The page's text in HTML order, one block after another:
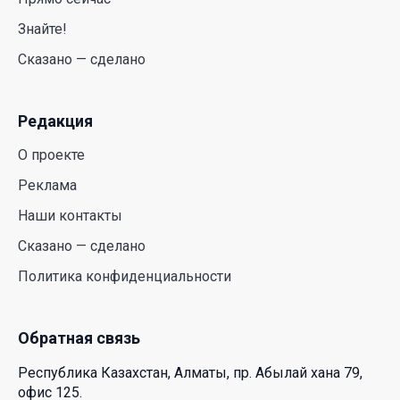
какие возможности открывает форум
26 Июл. 2026 12:11
Межпартийные теледебаты выйдут в эфире
республиканских телеканалов
23 Июл. 2026 21:15
Азии по устойчивости инвестиционного рынка
может рассчитывать многодетная семья в
Знайте!
Сказано — сделано
Редакция
О проекте
Реклама
Наши контакты
Сказано — сделано
Политика конфиденциальности
Обратная связь
Республика Казахстан, Алматы, пр. Абылай хана 79,
офис 125.